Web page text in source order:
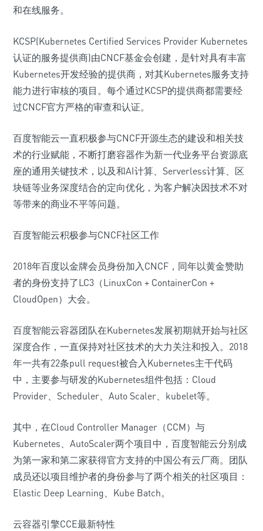
和在线服务。
KCSP(Kubernetes Certified Services Provider Kubernetes
认证的服务提供商)由CNCF基金会创建，是针对具有丰富
Kubernetes开发经验的提供商，对其Kubernetes服务支持
能力进行审核的项目。每个通过KCSP的提供商都需要经
过CNCF官方严格的审查和认证。
百度智能云一直积极参与CNCF开源生态的建设和相关技
术的行业赋能，不断打磨容器作为新一代业务平台资源底
座的通用关键技术，以及和AI计算、Serverless计算、区
块链等业务深度结合的定向优化，为客户解决因技术不对
等带来的商业不平等问题。
百度智能云积极参与CNCF社区工作
2018年百度以金牌会员身份加入CNCF，同年以黄金赞助
者的身份支持了LC3（LinuxCon + ContainerCon +
CloudOpen）大会。
百度智能云容器团队在Kubernetes发展初期就开始与社区
深度合作，一直保持对社区技术的大力关注和投入。2018
年一共有22条pull request被合入Kubernetes主干代码
中，主要参与研发的Kubernetes组件包括：Cloud
Provider、Scheduler、Auto Scaler、kubelet等。
其中，在Cloud Controller Manager（CCM）与
Kubernetes、AutoScaler两个项目中，百度智能云分别成
为第一家和第二家获得官方支持的中国公有云厂商。团队
成员还以项目维护者的身份参与了两个相关的社区项目：
Elastic Deep Learning、Kube Batch。
云容器引擎CCE最新特性